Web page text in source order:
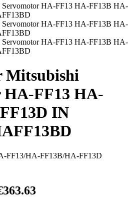
Mitsubishi
HA-FF13 HA-
IN
FF13/HA-FF13B/HA-FF13D